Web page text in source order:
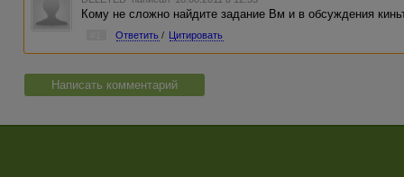
Кому не сложно найдите задание Вм и в обсуждения
Ответить / Цитировать
Написать комментарий